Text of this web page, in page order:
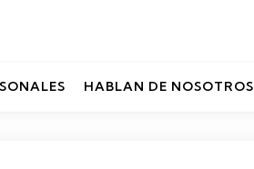
HABLAN DE NOSOTROS